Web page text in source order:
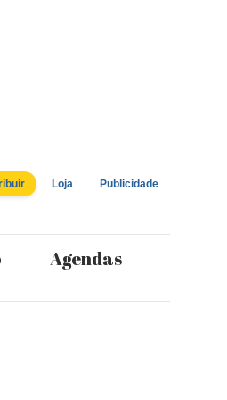
Loja Publicidade
Agendas